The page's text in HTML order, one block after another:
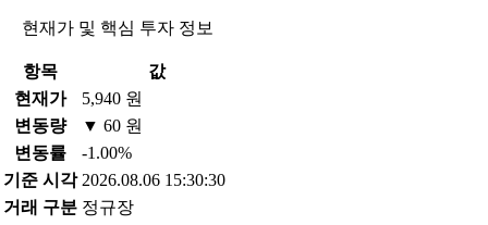
현재가 및 핵심 투자 정보
항목
값
현재가
5,940 원
변동량
▼ 60 원
변동률
-1.00%
기준 시각 2026.08.06 15:30:30
거래 구분 정규장